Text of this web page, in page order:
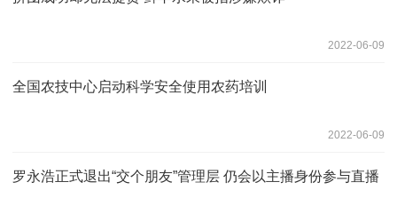
2022-06-09
全国农技中心启动科学安全使用农药培训
2022-06-09
罗永浩正式退出“交个朋友”管理层 仍会以主播身份参与直播